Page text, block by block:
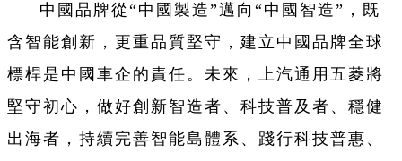
中國品牌從“中國製造”邁向“中國智造”，既
含智能創新，更重品質堅守，建立中國品牌全球
標桿是中國車企的責任。未來，上汽通用五菱將
堅守初心，做好創新智造者、科技普及者、穩健
出海者，持續完善智能島體系、踐行科技普惠、